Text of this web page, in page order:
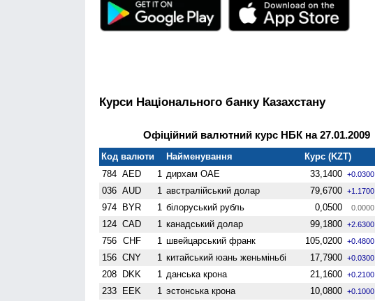
Курси Національного банку Казахстану
Офіційний валютний курс НБК на 27.01.2009
Код валюти Найменування
Курс (KZT)
784 AED 1 дирхам ОАЕ 33,1400 +0.0300
036 AUD 1 австралійський долар 79,6700 +1.1700
974 BYR 1 білоруський рубль 0,0500 0.0000
124 CAD 1 канадський долар 99,1800 +2.6300
756 CHF 1 швейцарський франк 105,0200 +0.4800
156 CNY 1 китайський юань женьмiньбi 17,7900 +0.0300
208 DKK 1 данська крона 21,1600 +0.2100
233 EEK 1 эстонська крона 10,0800 +0.1000